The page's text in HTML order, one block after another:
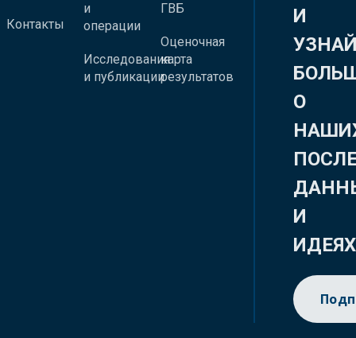
Контакты
и
операции
Исследования
и публикации
ГВБ
Оценочная
карта
результатов
И
О
И
ИДЕЯХ